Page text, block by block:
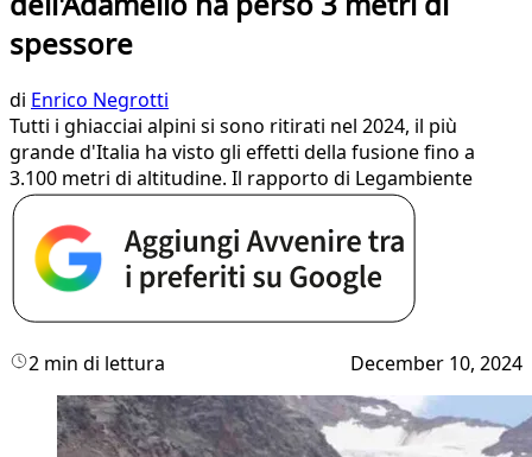
spessore
di Enrico Negrotti
Tutti i ghiacciai alpini si sono ritirati nel 2024, il più
grande d'Italia ha visto gli effetti della fusione fino a
3.100 metri di altitudine. Il rapporto di Legambiente
2 min di lettura December 10, 2024